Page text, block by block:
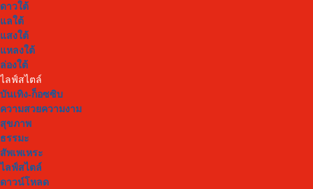
ดาวใต้
แลใต้
แสงใต้
แหลงใต้
ล่องใต้
ไลฟ์สไตล์
บันเทิง-ก็อซซิบ
ความสวยความงาม
สุขภาพ
ธรรมะ
สัพเพเหระ
ไลฟ์สไตล์
ดาวน์โหลด